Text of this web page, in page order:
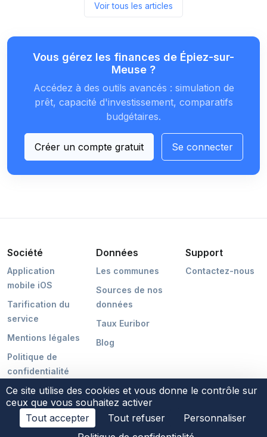
Voir tous les articles
Vous gérez les finances de Épiez-sur-
Meuse ?
Accédez à des outils avancés : simulation de
prêt, capacité d'investissement, comparatifs
budgétaires.
Créer un compte gratuit Se connecter
Société
Application
mobile iOS
Tarification du
service
Mentions légales
Politique de
confidentialité
Données
Les communes
Sources de nos
données
Taux Euribor
Blog
Support
Contactez-nous
©2026 POCMAKER
Ce site utilise des cookies et vous donne le contrôle sur
ceux que vous souhaitez activer
Tout accepter
Tout refuser
Personnaliser